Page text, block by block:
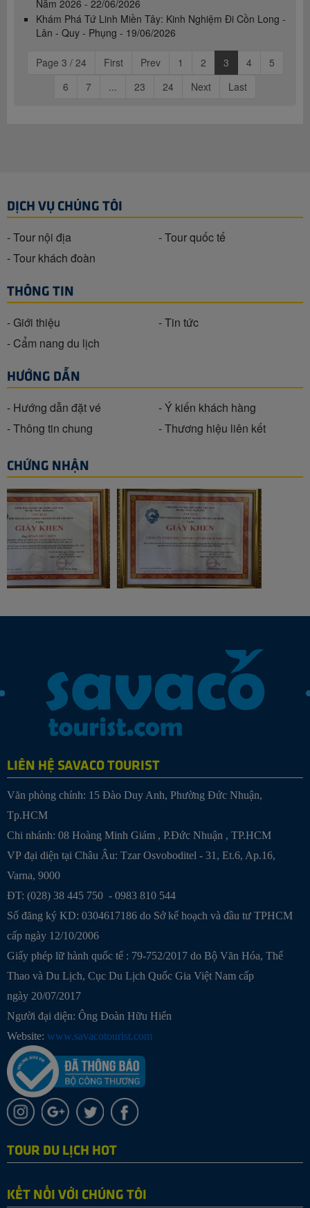
Năm 2026 - 22/06/2026
Khám Phá Tứ Linh Miền Tây: Kinh Nghiệm Đi Cồn Long -
Lân - Quy - Phụng - 19/06/2026
Page 3 / 24 First Prev 1 2 3 4
5
6
7 ... 23 24 Next Last
DỊCH VỤ CHÚNG TÔI
- Tour nội địa
- Tour quốc tế
- Tour khách đoàn
THÔNG TIN
- Giới thiệu
- Tin tức
- Cẩm nang du lịch
HƯỚNG DẪN
- Hướng dẫn đặt vé
- Ý kiến khách hàng
- Thông tin chung
- Thương hiệu liên kết
CHỨNG NHẬN
LIÊN HỆ SAVACO TOURIST
Văn phòng chính: 15 Đào Duy Anh, Phường Đức Nhuận,
Tp.HCM
Chi nhánh: 08 Hoàng Minh Giám , P.Đức Nhuận , TP.HCM
VP đại diện tại Châu Âu: Tzar Osvoboditel - 31, Et.6, Ap.16,
Varna, 9000
ĐT: (028) 38 445 750 - 0983 810 544
Số đăng ký KD: 0304617186 do Sở kế hoạch và đầu tư TPHCM
cấp ngày 12/10/2006
Giấy phép lữ hành quốc tế : 79-752/2017 do Bộ Văn Hóa, Thể
Thao và Du Lịch, Cục Du Lịch Quốc Gia Việt Nam cấp
ngày 20/07/2017
Người đại diện: Ông Đoàn Hữu Hiển
Website: www.savacotourist.com
TOUR DU LỊCH HOT
KẾT NỐI VỚI CHÚNG TÔI